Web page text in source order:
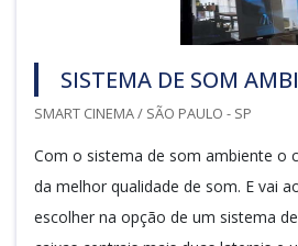
SISTEMA DE SOM
SMART CINEMA / SÃO PAULO - SP
Com o sistema de som ambiente o
da melhor qualidade de som. E vai
escolher na opção de um sistema